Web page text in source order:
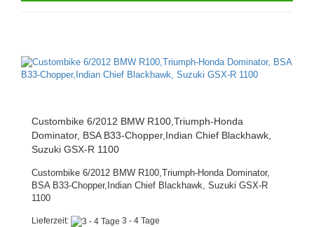
Custombike 6/2012 BMW R100,Triumph-Honda
Dominator, BSA B33-Chopper,Indian Chief Blackhawk,
Suzuki GSX-R 1100
Custombike 6/2012 BMW R100,Triumph-Honda Dominator,
BSA B33-Chopper,Indian Chief Blackhawk, Suzuki GSX-R
1100
Lieferzeit: 3 - 4 Tage